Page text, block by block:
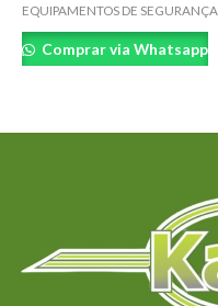
EQUIPAMENTOS DE SEGURANÇA
Comprar via Whatsapp